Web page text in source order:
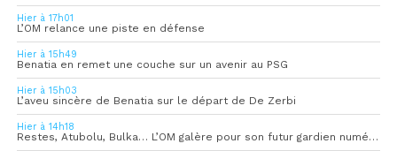
Hier à 17h01
L’OM relance une piste en défense
Hier à 15h49
Benatia en remet une couche sur un avenir au PSG
Hier à 15h03
L’aveu sincère de Benatia sur le départ de De Zerbi
Hier à 14h18
Restes, Atubolu, Bulka… L’OM galère pour son futur gardien numéro 1